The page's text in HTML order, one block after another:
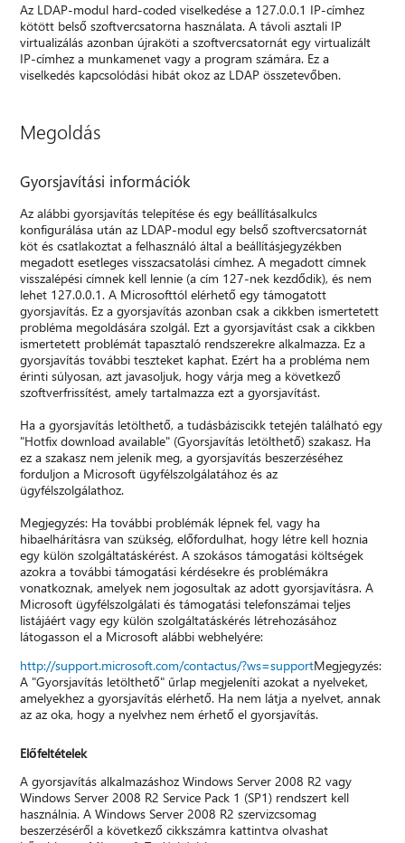
Az LDAP-modul hard-coded viselkedése a 127.0.0.1 IP-címhez
kötött belső szoftvercsatorna használata. A távoli asztali IP
virtualizálás azonban újraköti a szoftvercsatornát egy virtualizált
IP-címhez a munkamenet vagy a program számára. Ez a
viselkedés kapcsolódási hibát okoz az LDAP összetevőben.
Megoldás
Gyorsjavítási információk
Az alábbi gyorsjavítás telepítése és egy beállításalkulcs
konfigurálása után az LDAP-modul egy belső szoftvercsatornát
köt és csatlakoztat a felhasználó által a beállításjegyzékben
megadott esetleges visszacsatolási címhez. A megadott címnek
visszalépési címnek kell lennie (a cím 127-nek kezdődik), és nem
lehet 127.0.0.1. A Microsofttól elérhető egy támogatott
gyorsjavítás. Ez a gyorsjavítás azonban csak a cikkben ismertetett
probléma megoldására szolgál. Ezt a gyorsjavítást csak a cikkben
ismertetett problémát tapasztaló rendszerekre alkalmazza. Ez a
gyorsjavítás további teszteket kaphat. Ezért ha a probléma nem
érinti súlyosan, azt javasoljuk, hogy várja meg a következő
szoftverfrissítést, amely tartalmazza ezt a gyorsjavítást.
Ha a gyorsjavítás letölthető, a tudásbáziscikk tetején található egy
"Hotfix download available" (Gyorsjavítás letölthető) szakasz. Ha
ez a szakasz nem jelenik meg, a gyorsjavítás beszerzéséhez
forduljon a Microsoft ügyfélszolgálatához és az
ügyfélszolgálathoz.
Megjegyzés: Ha további problémák lépnek fel, vagy ha
hibaelhárításra van szükség, előfordulhat, hogy létre kell hoznia
egy külön szolgáltatáskérést. A szokásos támogatási költségek
azokra a további támogatási kérdésekre és problémákra
vonatkoznak, amelyek nem jogosultak az adott gyorsjavításra. A
Microsoft ügyfélszolgálati és támogatási telefonszámai teljes
listájáért vagy egy külön szolgáltatáskérés létrehozásához
látogasson el a Microsoft alábbi webhelyére:
http://support.microsoft.com/contactus/?ws=supportMegjegyzés:
A "Gyorsjavítás letölthető" űrlap megjeleníti azokat a nyelveket,
amelyekhez a gyorsjavítás elérhető. Ha nem látja a nyelvet, annak
az az oka, hogy a nyelvhez nem érhető el gyorsjavítás.
Előfeltételek
A gyorsjavítás alkalmazáshoz Windows Server 2008 R2 vagy
Windows Server 2008 R2 Service Pack 1 (SP1) rendszert kell
használnia. A Windows Server 2008 R2 szervizcsomag
beszerzéséről a következő cikkszámra kattintva olvashat